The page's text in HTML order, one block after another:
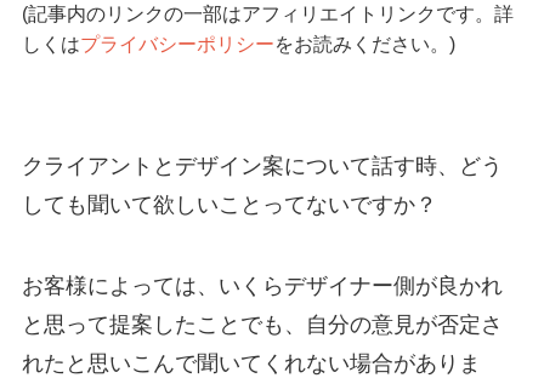
(記事内のリンクの一部はアフィリエイトリンクです。詳
しくはプライバシーポリシーをお読みください。)
クライアントとデザイン案について話す時、どう
しても聞いて欲しいことってないですか？
お客様によっては、いくらデザイナー側が良かれ
と思って提案したことでも、自分の意見が否定さ
れたと思いこんで聞いてくれない場合がありま